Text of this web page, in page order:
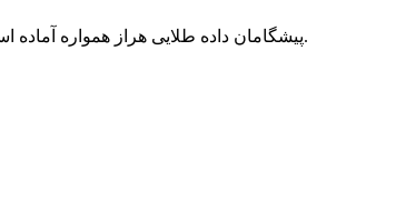
پیشگامان داده طلایی هراز همواره آماده است تا به سوالات شما پاسخ دهد و راهکارهای مناسبی را برای چالش‌های شما ارائه دهد.